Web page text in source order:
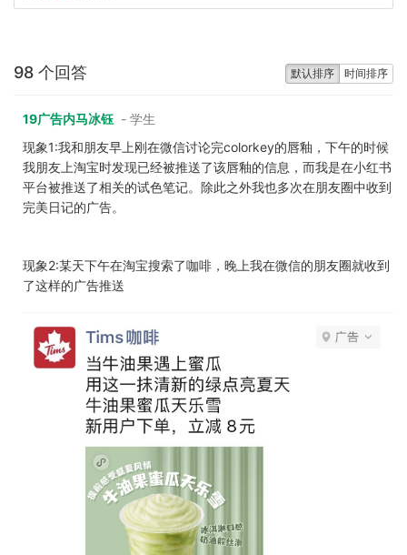
默认排序 时间排序
98 个回答
19广告内马冰钰 - 学生
现象1:我和朋友早上刚在微信讨论完colorkey的唇釉，下午的时候
我朋友上淘宝时发现已经被推送了该唇釉的信息，而我是在小红书
平台被推送了相关的试色笔记。除此之外我也多次在朋友圈中收到
完美日记的广告。
现象2:某天下午在淘宝搜索了咖啡，晚上我在微信的朋友圈就收到
了这样的广告推送